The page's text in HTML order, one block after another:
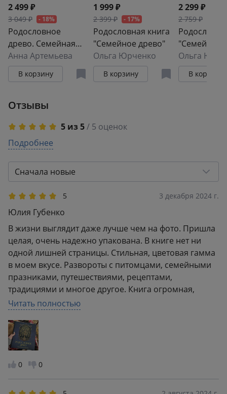
2 499 ₽
3 049 ₽ - 18%
Родословное
древо. Семейная
летопись:
индивидуальная
книга фамильной
Анна Артемьева
В корзину
1 999 ₽
2 399 ₽ - 17%
Родословная книга
"Семейное древо"
Ольга Юрченко
В корзину
2 299 ₽
2 759 ₽
"Семейное
(красная)
Ольга
В корзину
Отзывы
5 из 5/ 5 оценок
5
2
0
1
Подробнее
Сначала новые
5 3 декабря 2024 г.
Юлия Губенко
В жизни выглядит даже лучше чем на фото. Пришла
целая, очень надежно упакована. В книге нет ни
одной лишней страницы. Стильная, цветовая гамма
в моем вкусе. Развороты с питомцами, семейными
празниками, путешествиями, рецептами,
традициями и многое другое. Книга огромная,
немного тяжелая, но зато в нее уместится очень
много полезной информации о семье и роде. Я в
полном восторге, вдохновляет
Читать полностью
0 0